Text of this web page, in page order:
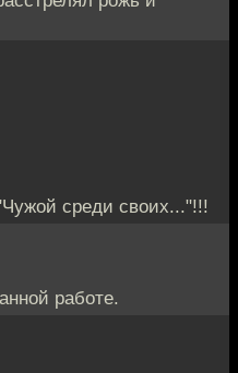
среди своих..."!!!
работе.